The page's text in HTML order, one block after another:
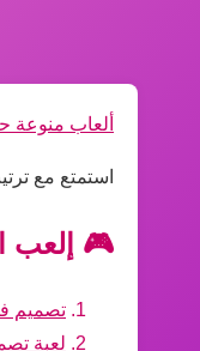
ألعاب منوعة
استمتع مع
🎮 إلعب
تصميم
لعبة